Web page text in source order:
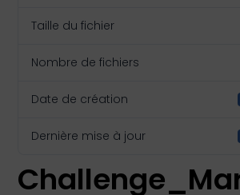
Taille du fichier
Nombre de fichiers
Date de création
Dernière mise à jour